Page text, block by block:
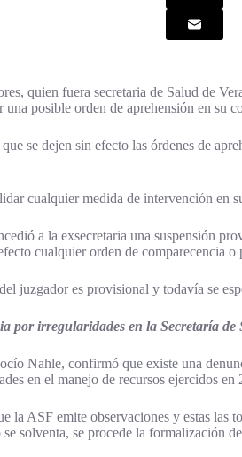
quien fuera secretaria de Salud de
posible orden de aprehensión en su
se dejen sin efecto las órdenes de
cualquier medida de intervención en
a la exsecretaria una suspensión
cualquier orden de comparecencia o
juzgador es provisional y todavía se
por irregularidades en la Secretaría de
Nahle, confirmó que existe una
en el manejo de recursos ejercidos en
la ASF emite observaciones y estas las
solventa, se procede la formalización